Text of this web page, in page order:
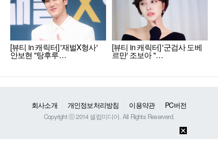
[뷰티 in 캐릭터] '재벌X형사'
안보현 "탕후루…
[뷰티 in 캐릭터] '군검사 도베
르만' 조보아 "…
회사소개 개인정보처리방침 이용약관 PC버전
Copyright ⓒ 2014 셀럽미디어. All Rights Reserverd.